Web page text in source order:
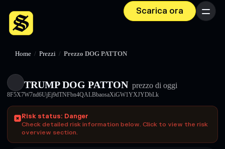
Scarica ora Menu
Home / Prezzi / Prezzo DOG PATTON
TRUMP DOG PATTON prezzo di oggi
8F5X7W7nd6UjEj9dTNFbn4QALBbaosaXiGW1YXJYDbLk
Risk status: Danger
Check detailed risk information below. Click to view the risk
overview section.